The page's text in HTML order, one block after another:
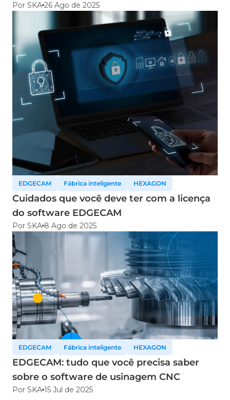
Por SKA 26 Ago de 2025
EDGECAM Fábrica inteligente HEXAGON
Cuidados que você deve ter com a licença
do software EDGECAM
Por SKA 8 Ago de 2025
EDGECAM Fábrica inteligente HEXAGON
EDGECAM: tudo que você precisa saber
sobre o software de usinagem CNC
Por SKA 15 Jul de 2025